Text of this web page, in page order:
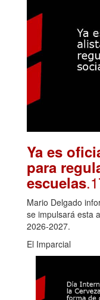
Ya es
para
escuelas
Mario Delgado
se impulsará esta
2026-2027.
El Imparcial